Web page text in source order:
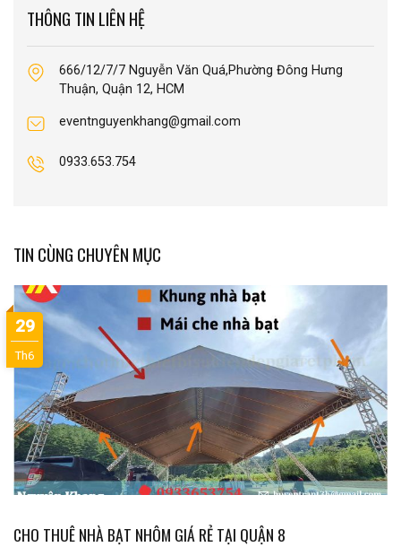
THÔNG TIN LIÊN HỆ
666/12/7/7 Nguyễn Văn Quá,Phường Đông Hưng
Thuận, Quận 12, HCM
eventnguyenkhang@gmail.com
0933.653.754
TIN CÙNG CHUYÊN MỤC
CHO THUÊ NHÀ BẠT NHÔM GIÁ RẺ TẠI QUẬN 8
29
Th6